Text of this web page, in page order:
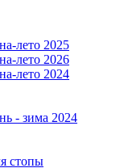
лето 2025
лето 2026
лето 2024
- зима 2024
стопы